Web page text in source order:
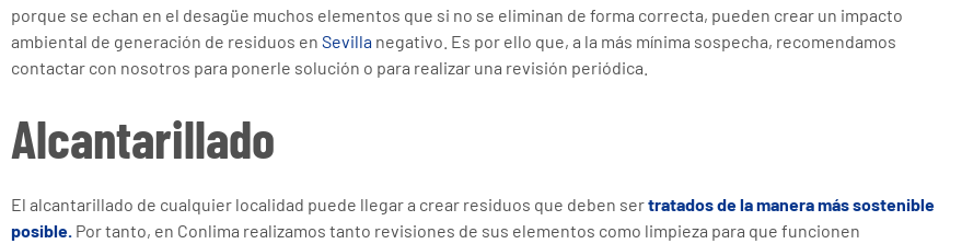
porque se echan en el desagüe muchos elementos que si no se eliminan de forma correcta, pueden crear un impacto
ambiental de generación de residuos en Sevilla negativo. Es por ello que, a la más mínima sospecha, recomendamos
contactar con nosotros para ponerle solución o para realizar una revisión periódica.
Alcantarillado
El alcantarillado de cualquier localidad puede llegar a crear residuos que deben sertratados de la manera más sostenible
posible. Por tanto, en Conlima realizamos tanto revisiones de sus elementos como limpieza para que funcionen